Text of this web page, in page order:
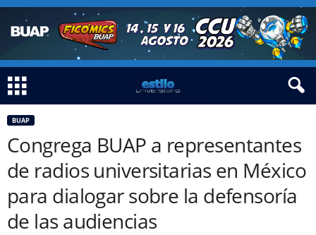
BUAP
Congrega BUAP a representantes
de radios universitarias en México
para dialogar sobre la defensoría
de las audiencias